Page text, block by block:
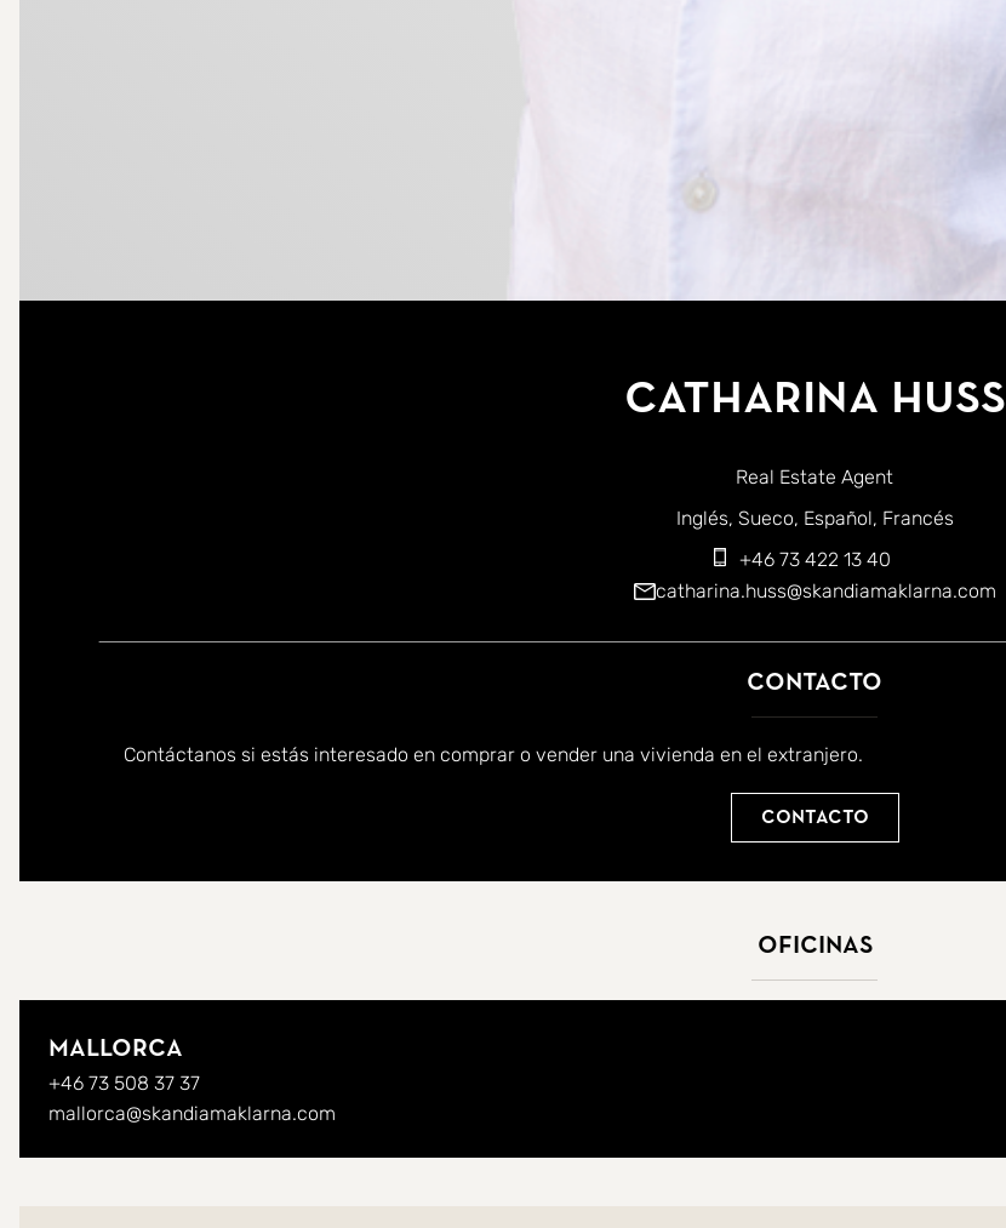
Catharina Huss
Real Estate Agent
Inglés Sueco Español Francés
+46 73 422 13 40
catharina.huss@skandiamaklarna.com
Contacto
Contáctanos si estás interesado en comprar o vender una vivienda en el extranjero.
Contacto
Oficinas
Mallorca
+46 73 508 37 37
mallorca@skandiamaklarna.com